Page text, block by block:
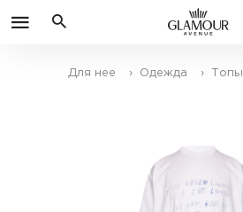
Для нее › Одежда › Топы